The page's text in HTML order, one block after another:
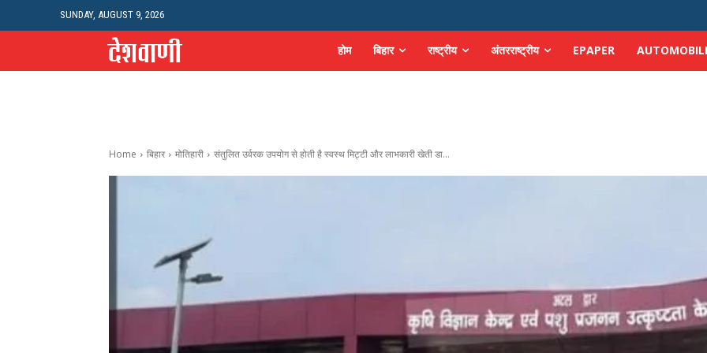
SUNDAY, AUGUST 9, 2026
होम बिहार राष्ट्रीय अंतरराष्ट्रीय EPAPER
Home बिहार मोतिहारी संतुलित उर्वरक उपयोग से होती है स्वस्थ मिट्टी और लाभकारी खेती डा...